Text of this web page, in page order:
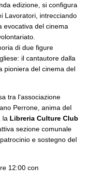
edizione, si configura
Lavoratori, intrecciando
evocativa del cinema
di due figure
il cantautore dalla
pioniera del cinema del
tra l'associazione
Perrone, anima del
la Libreria Culture Club
sezione comunale
e sostegno del
12:00 con